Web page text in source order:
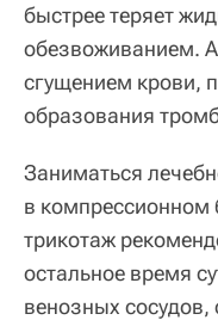
быстрее теряет
обезвоживанием.
сгущением крови,
образования
Заниматься
в компрессионном
трикотаж
остальное время
венозных сосудов,